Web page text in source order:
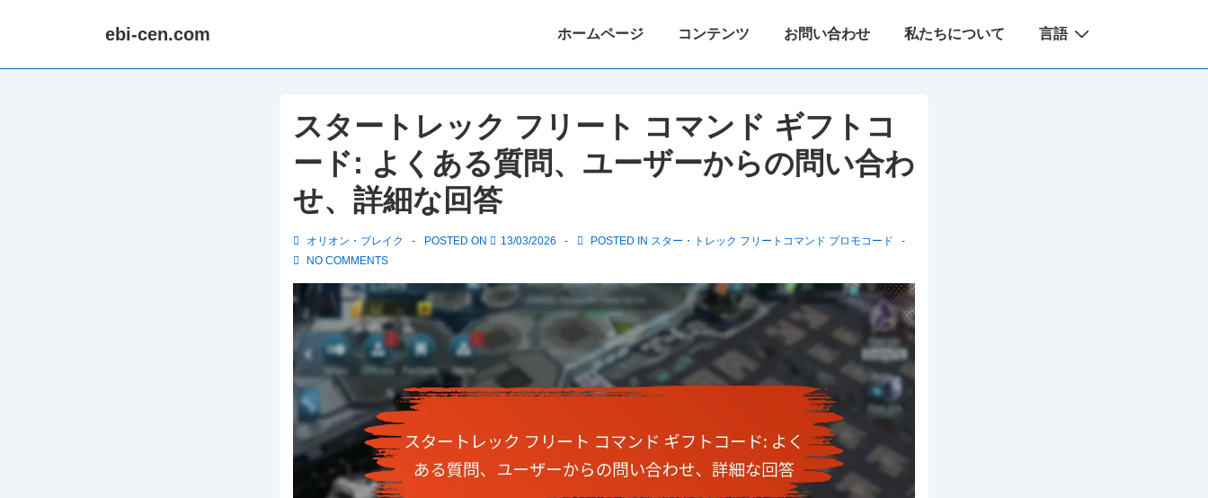
ebi-cen.com
Main
ホームページ コンテンツ お問い合わせ 私たちについて 言語
スタートレック フリート コマンド ギフトコ
ード: よくある質問、ユーザーからの問い合わ
せ、詳細な回答
オリオン・ブレイク POSTED ON 13/03/2026 POSTED IN スター・トレック フリートコマンド プロモコード
NO COMMENTS